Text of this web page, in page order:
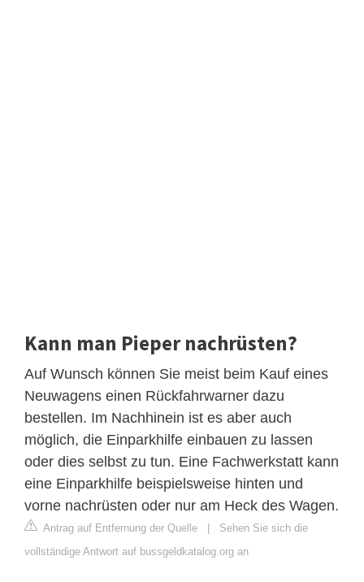
Kann man Pieper nachrüsten?
Auf Wunsch können Sie meist beim Kauf eines
Neuwagens einen Rückfahrwarner dazu
bestellen. Im Nachhinein ist es aber auch
möglich, die Einparkhilfe einbauen zu lassen
oder dies selbst zu tun. Eine Fachwerkstatt kann
eine Einparkhilfe beispielsweise hinten und
vorne nachrüsten oder nur am Heck des Wagen.
Antrag auf Entfernung der Quelle
Sehen Sie sich die
vollständige Antwort auf bussgeldkatalog.org an